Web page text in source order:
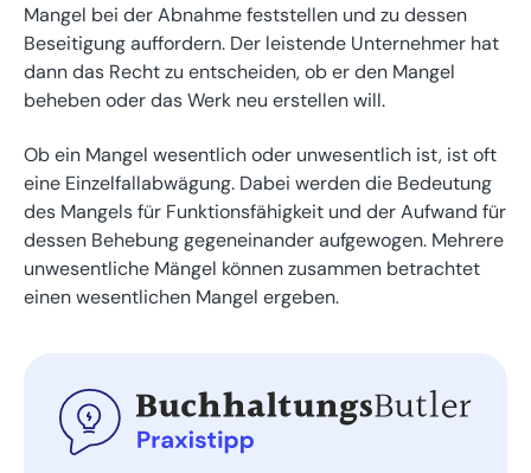
Mangel bei der Abnahme feststellen und zu dessen
Beseitigung auffordern. Der leistende Unternehmer hat
dann das Recht zu entscheiden, ob er den Mangel
beheben oder das Werk neu erstellen will.
Ob ein Mangel wesentlich oder unwesentlich ist, ist oft
eine Einzelfallabwägung. Dabei werden die Bedeutung
des Mangels für Funktionsfähigkeit und der Aufwand für
dessen Behebung gegeneinander aufgewogen. Mehrere
unwesentliche Mängel können zusammen betrachtet
einen wesentlichen Mangel ergeben.